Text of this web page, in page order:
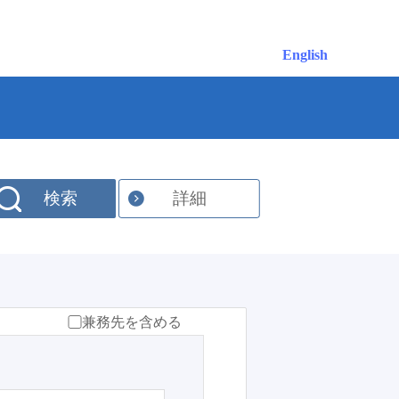
English
検索 詳細
兼務先を含める